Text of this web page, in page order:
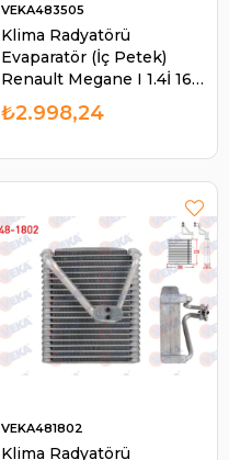
Klima Radyatörü
Evaparatör (İç Petek)
Renault Megane I 1.4İ 16V
1.6İ 16V 1.8 16V 2.0İ 96-03
Scenic I 1.4İ 16V 1.9 DCI
VEKA483505
₺2.998,24
Klima Radyatörü
VEKA481802